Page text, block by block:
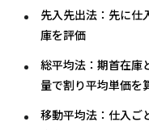
先入先出法 ：先に
庫を評価
総平均法 ：期首在
量で割り平均単価を
移動平均法 ：仕入